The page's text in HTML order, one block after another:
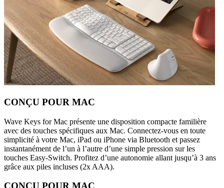
CONÇU POUR MAC
Wave Keys for Mac présente une disposition compacte familière
avec des touches spécifiques aux Mac. Connectez-vous en toute
simplicité à votre Mac, iPad ou iPhone via Bluetooth et passez
instantanément de l’un à l’autre d’une simple pression sur les
touches Easy-Switch. Profitez d’une autonomie allant jusqu’à 3 ans
grâce aux piles incluses (2x AAA).